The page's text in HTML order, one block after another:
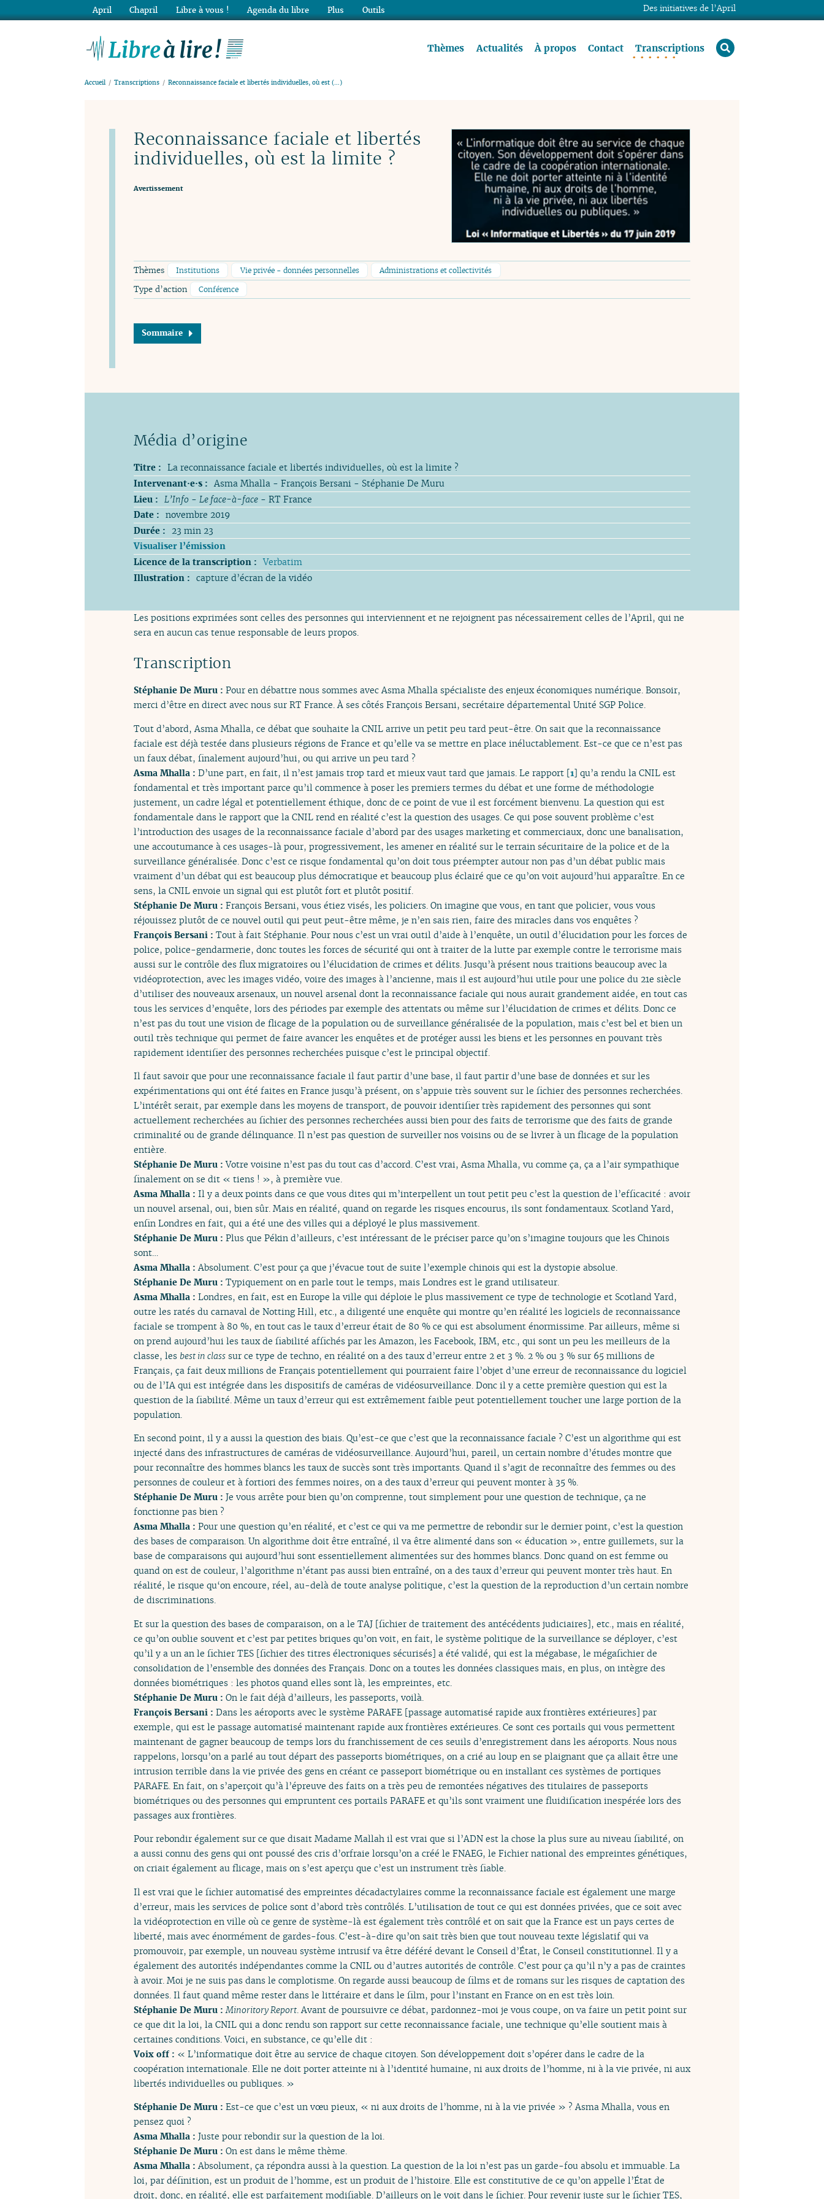
Thèmes Actualités À propos Contact Transcriptions rechercher
Accueil Transcriptions Reconnaissance faciale et libertés individuelles, où est (…)
Reconnaissance faciale et libertés
individuelles, où est la limite ?
Avertissement
Thèmes Institutions Vie privée - données personnelles Administrations et collectivités
Type d’action Conférence
Sommaire
Titre : La reconnaissance faciale et libertés individuelles, où est la limite ?
Intervenant·e·s : Asma Mhalla - François Bersani - Stéphanie De Muru
Lieu :
L’Info - Le face-à-face - RT France
Date : novembre 2019
Durée :
23 min 23
Visualiser l’émission
Licence de la transcription : Verbatim
Illustration : capture d’écran de la vidéo
Les positions exprimées sont celles des personnes qui interviennent et ne rejoignent pas nécessairement celles de l’April, qui ne
sera en aucun cas tenue responsable de leurs propos.
Transcription
Stéphanie De Muru : Pour en débattre nous sommes avec Asma Mhalla spécialiste des enjeux économiques numérique. Bonsoir,
merci d’être en direct avec nous sur RT France. À ses côtés François Bersani, secrétaire départemental Unité SGP Police.
Tout d’abord, Asma Mhalla, ce débat que souhaite la CNIL arrive un petit peu tard peut-être. On sait que la reconnaissance
faciale est déjà testée dans plusieurs régions de France et qu’elle va se mettre en place inéluctablement. Est-ce que ce n’est pas
un faux débat, finalement aujourd’hui, ou qui arrive un peu tard ?
Asma Mhalla : D’une part, en fait, il n’est jamais trop tard et mieux vaut tard que jamais. Le rapport [1] qu’a rendu la CNIL est
fondamental et très important parce qu’il commence à poser les premiers termes du débat et une forme de méthodologie
justement, un cadre légal et potentiellement éthique, donc de ce point de vue il est forcément bienvenu. La question qui est
fondamentale dans le rapport que la CNIL rend en réalité c’est la question des usages. Ce qui pose souvent problème c’est
l’introduction des usages de la reconnaissance faciale d’abord par des usages marketing et commerciaux, donc une banalisation,
une accoutumance à ces usages-là pour, progressivement, les amener en réalité sur le terrain sécuritaire de la police et de la
surveillance généralisée. Donc c’est ce risque fondamental qu’on doit tous préempter autour non pas d’un débat public mais
vraiment d’un débat qui est beaucoup plus démocratique et beaucoup plus éclairé que ce qu’on voit aujourd’hui apparaître. En ce
sens, la CNIL envoie un signal qui est plutôt fort et plutôt positif.
Stéphanie De Muru : François Bersani, vous étiez visés, les policiers. On imagine que vous, en tant que policier, vous vous
réjouissez plutôt de ce nouvel outil qui peut peut-être même, je n’en sais rien, faire des miracles dans vos enquêtes ?
François Bersani : Tout à fait Stéphanie. Pour nous c’est un vrai outil d’aide à l’enquête, un outil d’élucidation pour les forces de
police, police-gendarmerie, donc toutes les forces de sécurité qui ont à traiter de la lutte par exemple contre le terrorisme mais
aussi sur le contrôle des flux migratoires ou l’élucidation de crimes et délits. Jusqu’à présent nous traitions beaucoup avec la
vidéoprotection, avec les images vidéo, voire des images à l’ancienne, mais il est aujourd’hui utile pour une police du 21e siècle
d’utiliser des nouveaux arsenaux, un nouvel arsenal dont la reconnaissance faciale qui nous aurait grandement aidée, en tout cas
tous les services d’enquête, lors des périodes par exemple des attentats ou même sur l’élucidation de crimes et délits. Donc ce
n’est pas du tout une vision de flicage de la population ou de surveillance généralisée de la population, mais c’est bel et bien un
outil très technique qui permet de faire avancer les enquêtes et de protéger aussi les biens et les personnes en pouvant très
rapidement identifier des personnes recherchées puisque c’est le principal objectif.
Il faut savoir que pour une reconnaissance faciale il faut partir d’une base, il faut partir d’une base de données et sur les
expérimentations qui ont été faites en France jusqu’à présent, on s’appuie très souvent sur le fichier des personnes recherchées.
L’intérêt serait, par exemple dans les moyens de transport, de pouvoir identifier très rapidement des personnes qui sont
actuellement recherchées au fichier des personnes recherchées aussi bien pour des faits de terrorisme que des faits de grande
criminalité ou de grande délinquance. Il n’est pas question de surveiller nos voisins ou de se livrer à un flicage de la population
entière.
Stéphanie De Muru :Votre voisine n’est pas du tout cas d’accord. C’est vrai, Asma Mhalla, vu comme ça, ça a l’air sympathique
finalement on se dit « tiens ! », à première vue.
Asma Mhalla : Il y a deux points dans ce que vous dites qui m’interpellent un tout petit peu c’est la question de l’efficacité : avoir
un nouvel arsenal, oui, bien sûr. Mais en réalité, quand on regarde les risques encourus, ils sont fondamentaux. Scotland Yard,
enfin Londres en fait, qui a été une des villes qui a déployé le plus massivement.
Stéphanie De Muru : Plus que Pékin d’ailleurs, c’est intéressant de le préciser parce qu’on s’imagine toujours que les Chinois
sont…
Asma Mhalla :Absolument. C’est pour ça que j’évacue tout de suite l’exemple chinois qui est la dystopie absolue.
Stéphanie De Muru : Typiquement on en parle tout le temps, mais Londres est le grand utilisateur.
Asma Mhalla : Londres, en fait, est en Europe la ville qui déploie le plus massivement ce type de technologie et Scotland Yard,
outre les ratés du carnaval de Notting Hill, etc., a diligenté une enquête qui montre qu’en réalité les logiciels de reconnaissance
faciale se trompent à 80 %, en tout cas le taux d’erreur était de 80 % ce qui est absolument énormissime. Par ailleurs, même si
on prend aujourd’hui les taux de fiabilité affichés par les Amazon, les Facebook, IBM, etc., qui sont un peu les meilleurs de la
classe, les best in class sur ce type de techno, en réalité on a des taux d’erreur entre 2 et 3 %. 2 % ou 3 % sur 65 millions de
Français, ça fait deux millions de Français potentiellement qui pourraient faire l’objet d’une erreur de reconnaissance du logiciel
ou de l’IA qui est intégrée dans les dispositifs de caméras de vidéosurveillance. Donc il y a cette première question qui est la
question de la fiabilité. Même un taux d’erreur qui est extrêmement faible peut potentiellement toucher une large portion de la
population.
En second point, il y a aussi la question des biais. Qu’est-ce que c’est que la reconnaissance faciale ? C’est un algorithme qui est
injecté dans des infrastructures de caméras de vidéosurveillance. Aujourd’hui, pareil, un certain nombre d’études montre que
pour reconnaître des hommes blancs les taux de succès sont très importants. Quand il s’agit de reconnaître des femmes ou des
personnes de couleur et à fortiori des femmes noires, on a des taux d’erreur qui peuvent monter à 35 %.
Stéphanie De Muru : Je vous arrête pour bien qu’on comprenne, tout simplement pour une question de technique, ça ne
fonctionne pas bien ?
Asma Mhalla : Pour une question qu’en réalité, et c’est ce qui va me permettre de rebondir sur le dernier point, c’est la question
des bases de comparaison. Un algorithme doit être entraîné, il va être alimenté dans son « éducation », entre guillemets, sur la
base de comparaisons qui aujourd’hui sont essentiellement alimentées sur des hommes blancs. Donc quand on est femme ou
quand on est de couleur, l’algorithme n’étant pas aussi bien entraîné, on a des taux d’erreur qui peuvent monter très haut. En
réalité, le risque qu‘on encoure, réel, au-delà de toute analyse politique, c’est la question de la reproduction d’un certain nombre
de discriminations.
Et sur la question des bases de comparaison, on a le TAJ [fichier de traitement des antécédents judiciaires], etc., mais en réalité,
ce qu’on oublie souvent et c’est par petites briques qu’on voit, en fait, le système politique de la surveillance se déployer, c’est
qu’il y a un an le fichier TES [fichier des titres électroniques sécurisés] a été validé, qui est la mégabase, le mégafichier de
consolidation de l’ensemble des données des Français. Donc on a toutes les données classiques mais, en plus, on intègre des
données biométriques : les photos quand elles sont là, les empreintes, etc.
Stéphanie De Muru : On le fait déjà d’ailleurs, les passeports, voilà.
François Bersani : Dans les aéroports avec le système PARAFE [passage automatisé rapide aux frontières extérieures] par
exemple, qui est le passage automatisé maintenant rapide aux frontières extérieures. Ce sont ces portails qui vous permettent
maintenant de gagner beaucoup de temps lors du franchissement de ces seuils d’enregistrement dans les aéroports. Nous nous
rappelons, lorsqu’on a parlé au tout départ des passeports biométriques, on a crié au loup en se plaignant que ça allait être une
intrusion terrible dans la vie privée des gens en créant ce passeport biométrique ou en installant ces systèmes de portiques
PARAFE. En fait, on s’aperçoit qu’à l’épreuve des faits on a très peu de remontées négatives des titulaires de passeports
biométriques ou des personnes qui empruntent ces portails PARAFE et qu’ils sont vraiment une fluidification inespérée lors des
passages aux frontières.
Pour rebondir également sur ce que disait Madame Mallah il est vrai que si l’ADN est la chose la plus sure au niveau fiabilité, on
a aussi connu des gens qui ont poussé des cris d’orfraie lorsqu’on a créé le FNAEG, le Fichier national des empreintes génétiques,
on criait également au flicage, mais on s’est aperçu que c’est un instrument très fiable.
Il est vrai que le fichier automatisé des empreintes décadactylaires comme la reconnaissance faciale est également une marge
d’erreur, mais les services de police sont d’abord très contrôlés. L’utilisation de tout ce qui est données privées, que ce soit avec
la vidéoprotection en ville où ce genre de système-là est également très contrôlé et on sait que la France est un pays certes de
liberté, mais avec énormément de gardes-fous. C’est-à-dire qu’on sait très bien que tout nouveau texte législatif qui va
promouvoir, par exemple, un nouveau système intrusif va être déféré devant le Conseil d’État, le Conseil constitutionnel. Il y a
également des autorités indépendantes comme la CNIL ou d’autres autorités de contrôle. C’est pour ça qu’il n’y a pas de craintes
à avoir. Moi je ne suis pas dans le complotisme. On regarde aussi beaucoup de films et de romans sur les risques de captation des
données. Il faut quand même rester dans le littéraire et dans le film, pour l’instant en France on en est très loin.
Stéphanie De Muru : Minoritory Report . Avant de poursuivre ce débat, pardonnez-moi je vous coupe, on va faire un petit point sur
ce que dit la loi, la CNIL qui a donc rendu son rapport sur cette reconnaissance faciale, une technique qu’elle soutient mais à
certaines conditions. Voici, en substance, ce qu’elle dit :
Voix off : « L’informatique doit être au service de chaque citoyen. Son développement doit s’opérer dans le cadre de la
coopération internationale. Elle ne doit porter atteinte ni à l’identité humaine, ni aux droits de l’homme, ni à la vie privée, ni aux
libertés individuelles ou publiques. »
Stéphanie De Muru : Est-ce que c’est un vœu pieux, « ni aux droits de l’homme, ni à la vie privée » ? Asma Mhalla, vous en
pensez quoi ?
Asma Mhalla : Juste pour rebondir sur la question de la loi.
Stéphanie De Muru : On est dans le même thème.
Asma Mhalla :Absolument, ça répondra aussi à la question. La question de la loi n’est pas un garde-fou absolu et immuable. La
loi, par définition, est un produit de l’homme, est un produit de l’histoire. Elle est constitutive de ce qu’on appelle l’État de
droit, donc, en réalité, elle est parfaitement modifiable. D’ailleurs on le voit dans le fichier. Pour revenir juste sur le fichier TES,
Des initiatives de l’April
April Chapril Libre à vous ! Agenda du libre Plus Outils